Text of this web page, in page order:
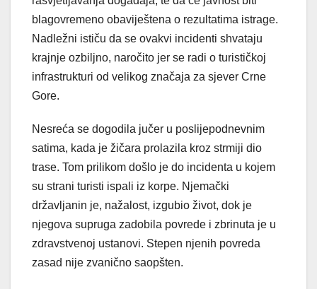
blagovremeno obaviještena o rezultatima istrage.
Nadležni ističu da se ovakvi incidenti shvataju
krajnje ozbiljno, naročito jer se radi o turističkoj
infrastrukturi od velikog značaja za sjever Crne
Gore.
Nesreća se dogodila jučer u poslijepodnevnim
satima, kada je žičara prolazila kroz strmiji dio
trase. Tom prilikom došlo je do incidenta u kojem
su strani turisti ispali iz korpe. Njemački
državljanin je, nažalost, izgubio život, dok je
njegova supruga zadobila povrede i zbrinuta je u
zdravstvenoj ustanovi. Stepen njenih povreda
zasad nije zvanično saopšten.